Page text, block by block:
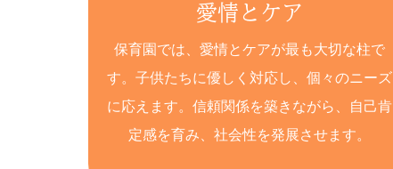
愛情とケア
保育園では、愛情とケアが最も大切な柱で
す。子供たちに優しく対応し、個々のニーズ
に応えます。信頼関係を築きながら、自己肯
定感を育み、社会性を発展させます。